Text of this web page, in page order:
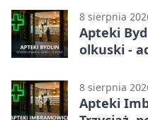
8 sierpnia
Apteki
olkuski -
8 sierpnia
Apteki